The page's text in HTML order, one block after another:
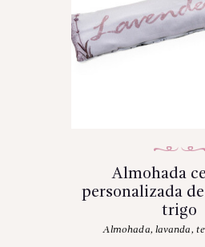
Almohada
personalizada
trigo
Almohada, lavanda,